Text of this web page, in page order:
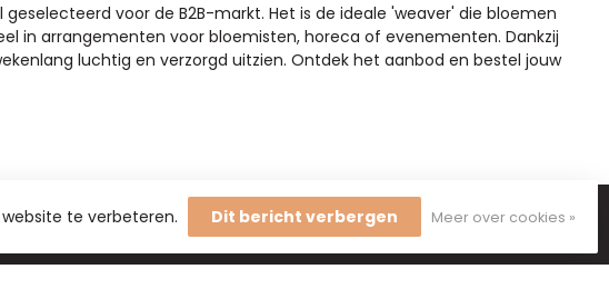
geselecteerd voor de B2B-markt. Het is de ideale 'weaver' die bloemen
in arrangementen voor bloemisten, horeca of evenementen. Dankzij
luchtig en verzorgd uitzien. Ontdek het aanbod en bestel jouw
te verbeteren. Dit bericht verbergen Meer over cookies »